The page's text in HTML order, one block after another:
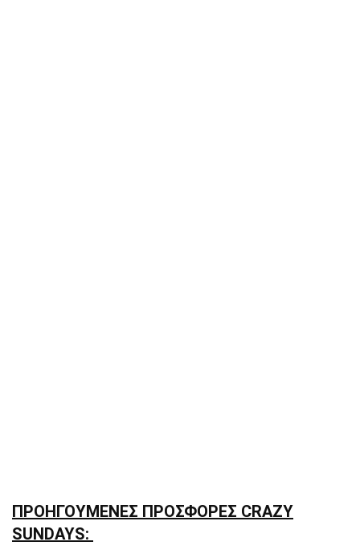
ΠΡΟΗΓΟΥΜΕΝΕΣ ΠΡΟΣΦΟΡΕΣ CRAZY
SUNDAYS: